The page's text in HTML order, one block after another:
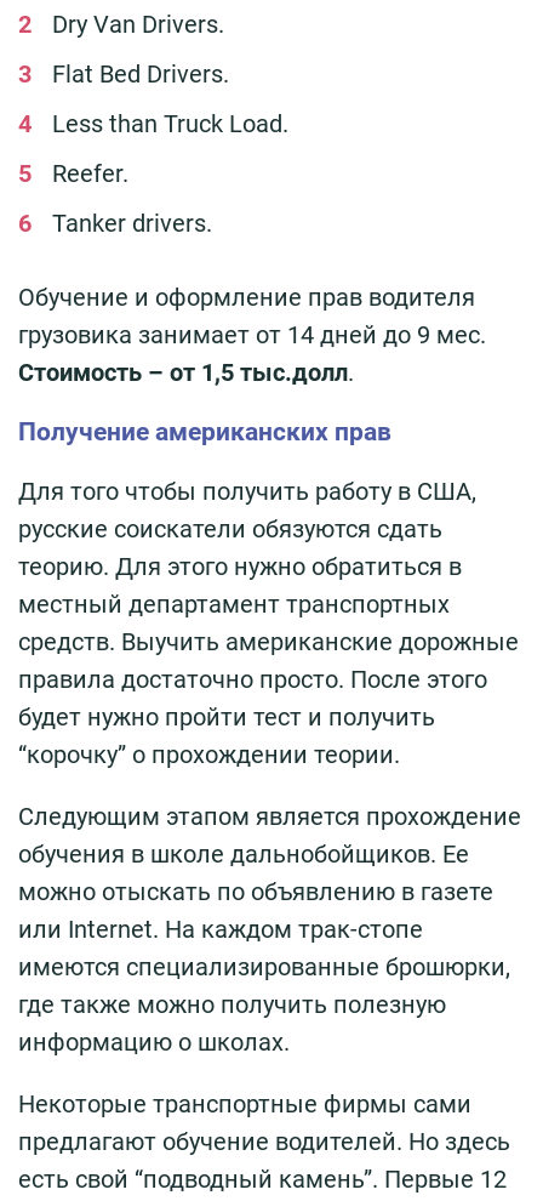
Dry Van Drivers.
Flat Bed Drivers.
Less than Truck Load.
Reefer.
Tanker drivers.
Обучение и оформление прав водителя
грузовика занимает от 14 дней до 9 мес.
Стоимость – от 1,5 тыс.долл.
Получение американских прав
Для того чтобы получить работу в США,
русские соискатели обязуются сдать
теорию. Для этого нужно обратиться в
местный департамент транспортных
средств. Выучить американские дорожные
правила достаточно просто. После этого
будет нужно пройти тест и получить
“корочку” о прохождении теории.
Следующим этапом является прохождение
обучения в школе дальнобойщиков. Ее
можно отыскать по объявлению в газете
или Internet. На каждом трак-стопе
имеются специализированные брошюрки,
где также можно получить полезную
информацию о школах.
Некоторые транспортные фирмы сами
предлагают обучение водителей. Но здесь
есть свой “подводный камень”. Первые 12